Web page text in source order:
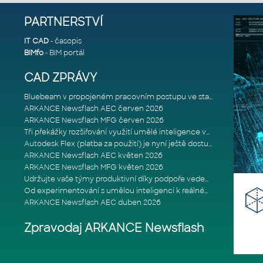
PARTNERSTVÍ
IT CAD- časopis
BIMfo- BIM portál
CAD ZPRÁVY
Bluebeam v propojeném pracovním postupu ve stavebnictví: Proč je int
ARKANCE Newsflash AEC červen 2026
ARKANCE Newsflash MFG červen 2026
Tři překážky rozšiřování využití umělé inteligence ve stavebním prům
Autodesk Flex (platba za použití) je nyní ještě dostupnější
ARKANCE Newsflash AEC květen 2026
ARKANCE Newsflash MFG květen 2026
Udržujte vaše týmy produktivní díky podpoře vedené odborníky
Od experimentování s umělou inteligencí k reálnému dopadu na podniká
ARKANCE Newsflash AEC duben 2026
Zpravodaj ARKANCE Newsflash